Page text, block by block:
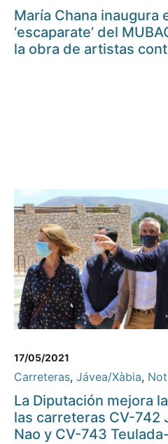
María Chana inaugura
‘escaparate’ del
la obra de artistas
17/05/2021
Carreteras, Jávea/Xàbia,
La Diputación mejora
las carreteras CV-742
Nao y CV-743